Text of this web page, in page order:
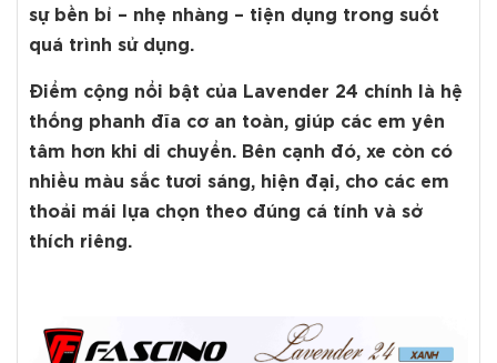
sự bền bỉ – nhẹ nhàng – tiện dụng trong suốt
quá trình sử dụng.
Điểm cộng nổi bật của Lavender 24 chính là hệ
thống phanh đĩa cơ an toàn, giúp các em yên
tâm hơn khi di chuyển. Bên cạnh đó, xe còn có
nhiều màu sắc tươi sáng, hiện đại, cho các em
thoải mái lựa chọn theo đúng cá tính và sở
thích riêng.